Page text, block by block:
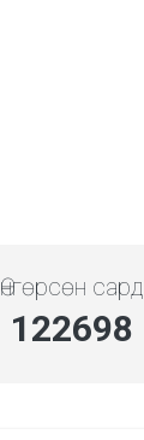
Өнгөрсөн сард
141575